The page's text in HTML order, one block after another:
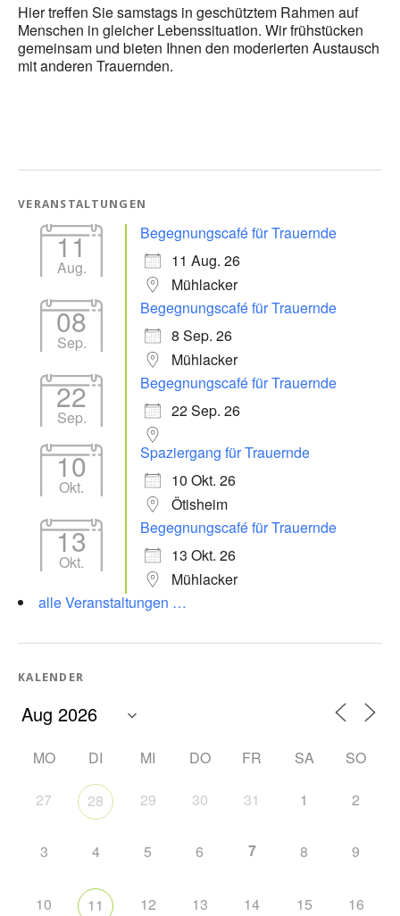
Hier treffen Sie samstags in geschütztem Rahmen auf
Menschen in gleicher Lebenssituation. Wir frühstücken
gemeinsam und bieten Ihnen den moderierten Austausch
mit anderen Trauernden.
VERANSTALTUNGEN
11
Aug.
Begegnungscafé für Trauernde
11 Aug. 26
Mühlacker
08
Sep.
Begegnungscafé für Trauernde
8 Sep. 26
Mühlacker
22
Sep.
Begegnungscafé für Trauernde
22 Sep. 26
10
Okt.
Spaziergang für Trauernde
10 Okt. 26
Ötisheim
13
Okt.
Begegnungscafé für Trauernde
13 Okt. 26
Mühlacker
alle Veranstaltungen …
KALENDER
MO DI MI DO FR SA SO
27 28 29 30 31 1 2
3 4 5 6 7 8 9
10 11 12 13 14 15 16